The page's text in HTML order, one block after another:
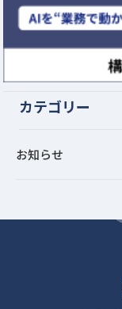
カテゴリー
お知らせ